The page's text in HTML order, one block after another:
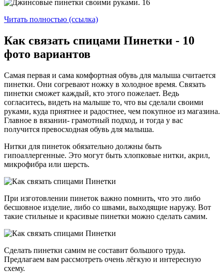
Читать полностью (ссылка)
Как связать спицами Пинетки - 10
фото вариантов
Самая первая и сама комфортная обувь для малыша считается
пинетки. Они согревают ножку в холодное время. Связать
пинетки сможет каждый, кто этого пожелает. Ведь
согласитесь, видеть на малыше то, что вы сделали своими
руками, куда приятнее и радостнее, чем покупное из магазина.
Главное в вязании- грамотный подход, и тогда у вас
получится превосходная обувь для малыша.
Нитки для пинеток обязательно должны быть
гипоаллергенные. Это могут быть хлопковые нитки, акрил,
микрофибра или шерсть.
При изготовлении пинеток важно помнить, что это либо
бесшовное изделие, либо со швами, выходящие наружу. Вот
такие стильные и красивые пинетки можно сделать самим.
Сделать пинетки самим не составит большого труда.
Предлагаем вам рассмотреть очень лёгкую и интересную
схему.